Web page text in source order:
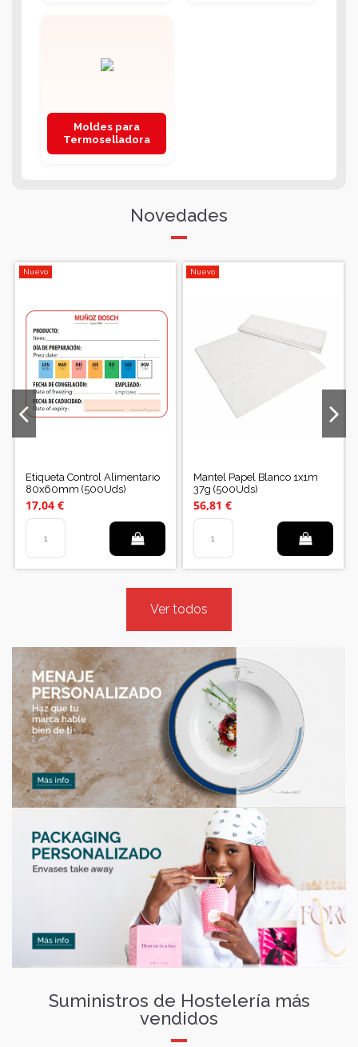
Moldes para
Termoselladora
Novedades
Nuevo
Etiqueta Control Alimentario
80x60mm (500Uds)
17,04 €
Nuevo
Mantel Papel Blanco 1x1m
37g (500Uds)
56,81 €
Ver todos
Suministros de Hostelería más
vendidos